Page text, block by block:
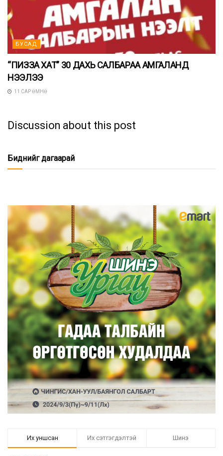
БУСАД
“ПИЗЗА ХАТ” 30 ДАХЬ САЛБАРАА АМГАЛАНД
НЭЭЛЭЭ
11 САР ӨМНӨ
Discussion about this post
Биднийг дагаарай
Их уншсан Их сэтгэгдэлтэй Шинэ